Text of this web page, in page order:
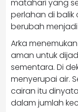
matahari yang
perlahan di balik
berubah
Arka
aman untuk
sementara. Di
menyerupai air.
cairan itu
dalam jumlah